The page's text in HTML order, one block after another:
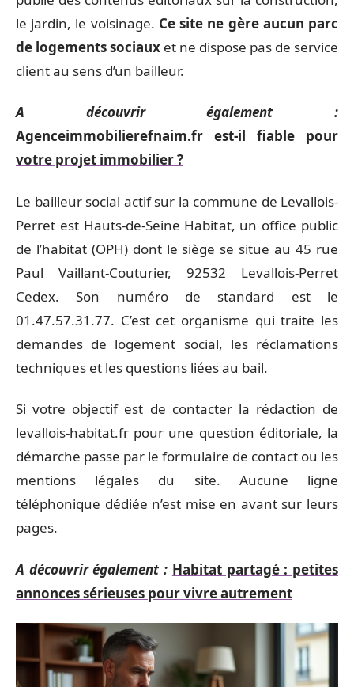
le jardin, le voisinage. Ce site ne gère aucun parc
de logements sociaux et ne dispose pas de service
client au sens d’un bailleur.
A découvrir également :
Agenceimmobilierefnaim.fr est-il fiable pour
votre projet immobilier ?
Le bailleur social actif sur la commune de Levallois-
Perret est Hauts-de-Seine Habitat, un office public
de l’habitat (OPH) dont le siège se situe au 45 rue
Paul Vaillant-Couturier, 92532 Levallois-Perret
Cedex. Son numéro de standard est le
01.47.57.31.77. C’est cet organisme qui traite les
demandes de logement social, les réclamations
techniques et les questions liées au bail.
Si votre objectif est de contacter la rédaction de
levallois-habitat.fr pour une question éditoriale, la
démarche passe par le formulaire de contact ou les
mentions légales du site. Aucune ligne
téléphonique dédiée n’est mise en avant sur leurs
pages.
A découvrir également : Habitat partagé : petites
annonces sérieuses pour vivre autrement